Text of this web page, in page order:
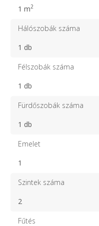
1 m2
Hálószobák száma
1 db
Félszobák száma
1 db
Fürdőszobák száma
1 db
Emelet
1
Szintek száma
2
Fűtés